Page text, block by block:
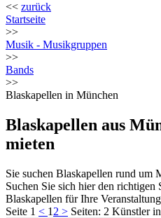
<< zurück
Startseite
>>
Musik - Musikgruppen
>>
Bands
>>
Blaskapellen in München
Blaskapellen aus
mieten
Sie suchen Blaskapellen rund um
Suchen Sie sich hier den richtigen
Blaskapellen für Ihre
Seite 1 < 1 2 > Seiten: 2 Künstler